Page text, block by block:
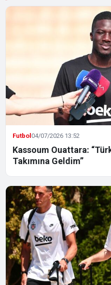
Futbol04/07/2026 13:52
Kassoum Ouattara:
Takımına Geldim”